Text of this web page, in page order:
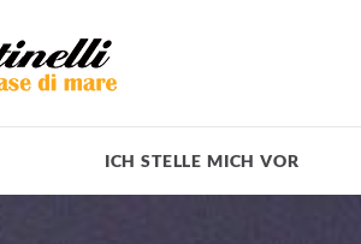
ICH STELLE MICH VOR